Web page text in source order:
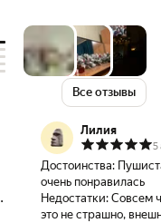
Все отзывы
Лилия
5
Достоинства:
очень понравилась
Недостатки: Совсем
это не страшно,